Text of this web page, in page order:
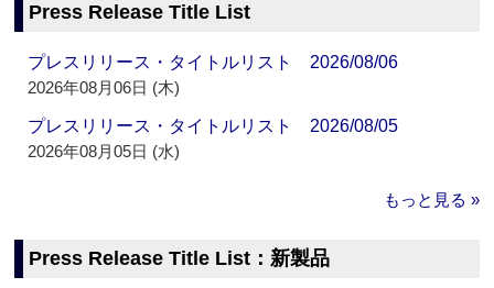
Press Release Title List
プレスリリース・タイトルリスト 2026/08/06
2026年08月06日 (木)
プレスリリース・タイトルリスト 2026/08/05
2026年08月05日 (水)
もっと見る »
Press Release Title List：新製品